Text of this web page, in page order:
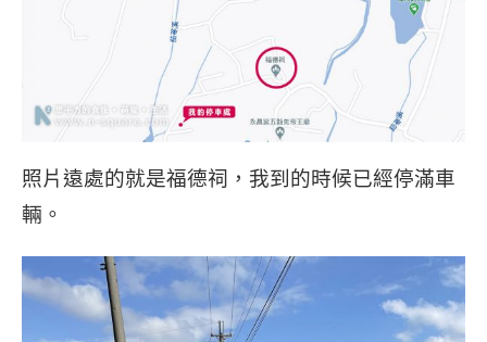
照片遠處的就是福德祠，我到的時候已經停滿車
輛。